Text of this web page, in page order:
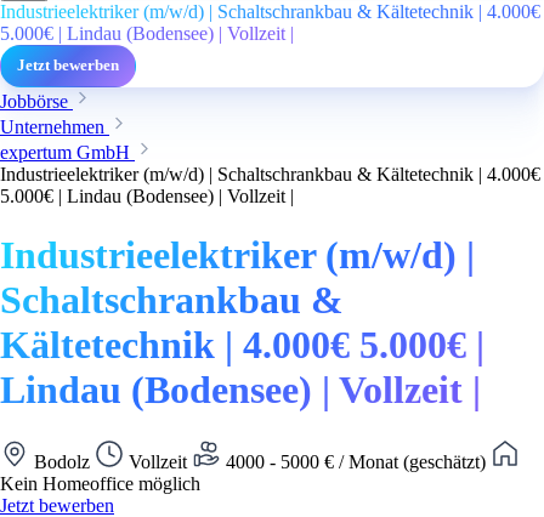
Industrieelektriker (m/w/d) | Schaltschrankbau & Kältetechnik | 4.000€
5.000€ | Lindau (Bodensee) | Vollzeit |
Jetzt bewerben
Jobbörse
Unternehmen
expertum GmbH
Industrieelektriker (m/w/d) | Schaltschrankbau & Kältetechnik | 4.000€
5.000€ | Lindau (Bodensee) | Vollzeit |
Industrieelektriker (m/w/d) |
Schaltschrankbau &
Kältetechnik | 4.000€ 5.000€ |
Lindau (Bodensee) | Vollzeit |
Bodolz Vollzeit
4000 - 5000 € / Monat (geschätzt)
Kein Homeoffice möglich
Jetzt bewerben